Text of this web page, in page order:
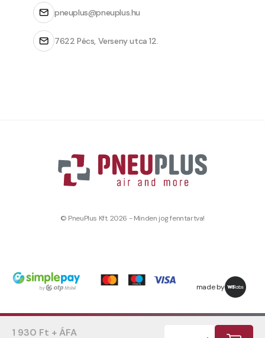
1 930 Ft + ÁFA
pneuplus@pneuplus.hu
7622 Pécs, Verseny utca 12.
© PneuPlus Kft. 2026 - Minden jog fenntartva!
made by